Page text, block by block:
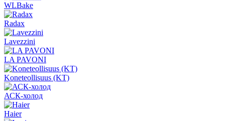
WLBake
Radax
Lavezzini
LA PAVONI
Koneteollisuus (KT)
АСК-холод
Haier